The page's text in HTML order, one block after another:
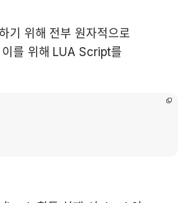
기 위해 전부 원자적으로
를 위해 LUA Script를